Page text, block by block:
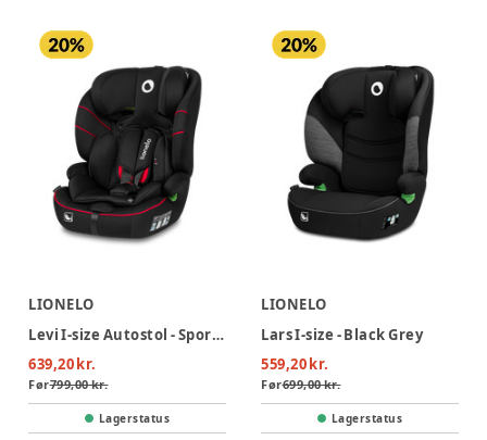
LIONELO
Levi I-size Autostol - Sporty Black
639,20 kr.
Før799,00 kr.
Lagerstatus
LIONELO
Lars I-size - Black Grey
559,20 kr.
Før699,00 kr.
Lagerstatus